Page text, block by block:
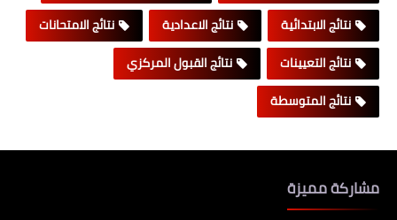
نتائج الابتدائية
نتائج الاعدادية
نتائج الامتحانات
نتائج التعيينات
نتائج القبول المركزي
نتائج المتوسطة
مشاركة مميزة